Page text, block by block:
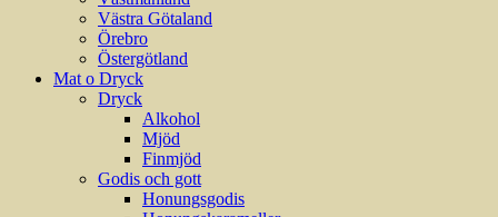
Västra Götaland
Örebro
Östergötland
Mat o Dryck
Dryck
Alkohol
Mjöd
Finmjöd
Godis och gott
Honungsgodis